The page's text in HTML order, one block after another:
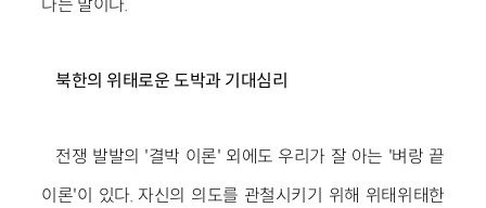
다는 말이다.
북한의 위태로운 도박과 기대심리
전쟁 발발의 '결박 이론' 외에도 우리가 잘 아는 '벼랑 끝
이론'이 있다. 자신의 의도를 관철시키기 위해 위태위태한